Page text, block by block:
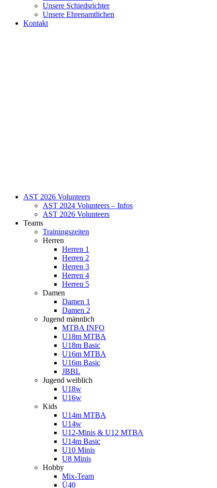
Unsere Schiedsrichter
Unsere Ehrenamtlichen
Kontakt
AST 2026 Volunteers
AST 2024 Volunteers – Infos
AST 2026 Volunteers
Teams
Trainingszeiten
Herren
Herren 1
Herren 2
Herren 3
Herren 4
Herren 5
Damen
Damen 1
Damen 2
Jugend männlich
MTBA INFO
U18m MTBA
U18m Basic
U16m MTBA
U16m Basic
JBBL
Jugend weiblich
U18w
U16w
Kids
U14m MTBA
U14w
U12-Minis & U12 MTBA
U14m Basic
U10 Minis
U8 Minis
Hobby
Mix-Team
Ü40